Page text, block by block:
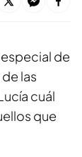
de
las
cuál
que